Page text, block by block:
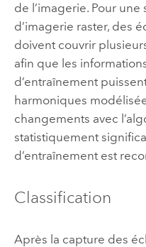
de l’imagerie. Pour
d’imagerie raster, des
doivent couvrir
afin que les
d’entraînement
harmoniques
changements avec
statistiquement
d’entraînement est
Classification
Après la capture des